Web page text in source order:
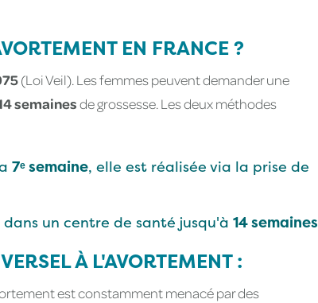
EN FRANCE ?
(Loi Veil). Les femmes peuvent demander une
semainesde grossesse. Les deux méthodes
7ᵉ semaine, elle est réalisée via la prise de
un centre de santé jusqu'à 14 semaines
À L'AVORTEMENT :
est constamment menacé par des